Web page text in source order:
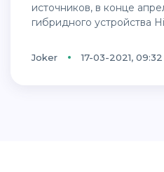
источников, в конце
гибридного устройства
Joker 17-03-2021, 09:32